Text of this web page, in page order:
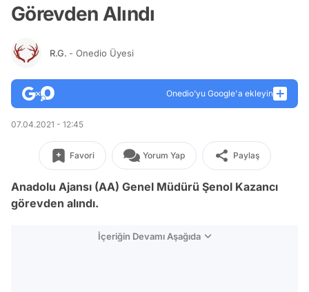
Görevden Alındı
R.G. - Onedio Üyesi
Onedio’yu Google'a ekleyin
07.04.2021 - 12:45
Favori Yorum Yap Paylaş
Anadolu Ajansı (AA) Genel Müdürü Şenol Kazancı
görevden alındı.
İçeriğin Devamı Aşağıda